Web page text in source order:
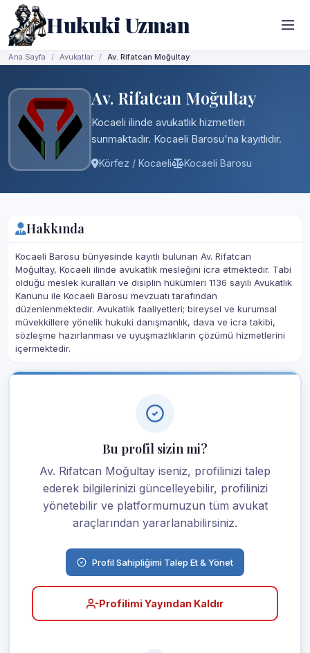
Hukuki Uzman
Ana Sayfa Avukatlar Av. Rifatcan Moğultay
Av. Rifatcan Moğultay
Kocaeli ilinde avukatlık hizmetleri
sunmaktadır. Kocaeli Barosu'na kayıtlıdır.
Körfez / Kocaeli Kocaeli Barosu
Hakkında
Kocaeli Barosu bünyesinde kayıtlı bulunan Av. Rifatcan
Moğultay, Kocaeli ilinde avukatlık mesleğini icra etmektedir. Tabi
olduğu meslek kuralları ve disiplin hükümleri 1136 sayılı Avukatlık
Kanunu ile Kocaeli Barosu mevzuatı tarafından
düzenlenmektedir. Avukatlık faaliyetleri; bireysel ve kurumsal
müvekkillere yönelik hukuki danışmanlık, dava ve icra takibi,
sözleşme hazırlanması ve uyuşmazlıkların çözümü hizmetlerini
içermektedir.
Bu profil sizin mi?
Av. Rifatcan Moğultay iseniz, profilinizi talep
ederek bilgilerinizi güncelleyebilir, profilinizi
yönetebilir ve platformumuzun tüm avukat
araçlarından yararlanabilirsiniz.
Profil Sahipliğimi Talep Et & Yönet
Profilimi Yayından Kaldır